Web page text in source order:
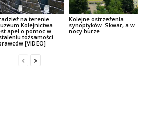
na terenie
Kolejnictwa.
apel o pomoc w
tożsamości
[VIDEO]
Kolejne ostrzeżenia
synoptyków. Skwar, a w
nocy burze